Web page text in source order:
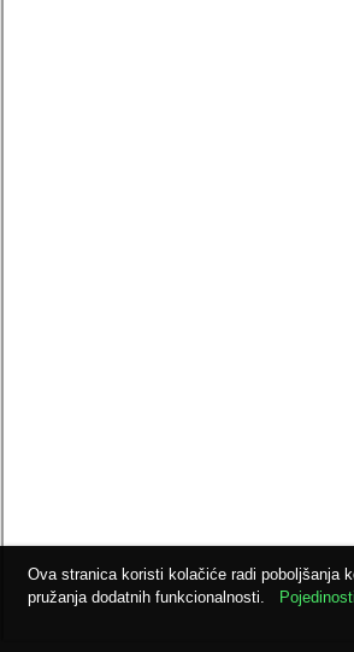
Ova stranica koristi kolačiće radi poboljšanja
pružanja dodatnih funkcionalnosti.
Pojedinosti